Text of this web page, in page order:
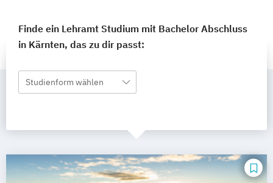
Finde ein Lehramt Studium mit Bachelor Abschluss
in Kärnten, das zu dir passt:
Studienform wählen